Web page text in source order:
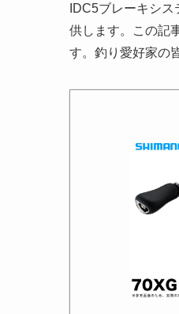
IDC5ブレーキシ
供します。この記
す。釣り愛好家の